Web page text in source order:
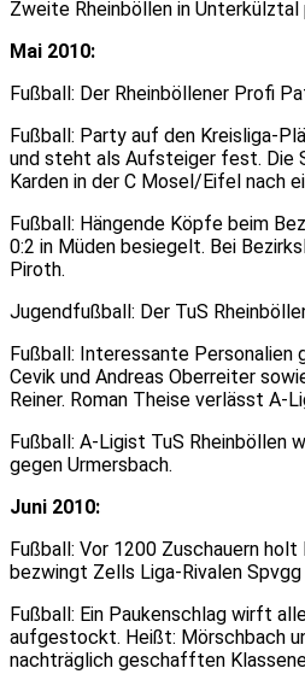
Zweite Rheinböllen in
Mai 2010:
Fußball: Der Rheinböllener Profi
Fußball: Party auf den Kreisliga-
und steht als Aufsteiger fest. Die
Karden in der C Mosel/Eifel nach
Fußball: Hängende Köpfe beim
0:2 in Müden besiegelt. Bei
Piroth.
Jugendfußball: Der TuS
Fußball: Interessante Personalien
Cevik und Andreas Oberreiter
Reiner. Roman Theise verlässt A-
Fußball: A-Ligist TuS Rheinböllen
gegen Urmersbach.
Juni 2010:
Fußball: Vor 1200 Zuschauern
bezwingt Zells Liga-Rivalen
Fußball: Ein Paukenschlag wirft
aufgestockt. Heißt: Mörschbach
nachträglich geschafften